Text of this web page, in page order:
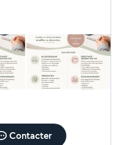
aux repas à
Contacter